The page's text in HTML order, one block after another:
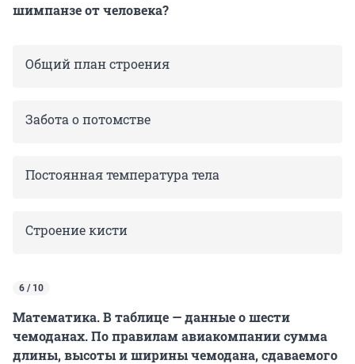
шимпанзе от человека?
Общий план строения
Забота о потомстве
Постоянная температура тела
Строение кисти
6 / 10
Математика. В таблице — данные о шести
чемоданах. По правилам авиакомпании сумма
длины, высоты и ширины чемодана, сдаваемого